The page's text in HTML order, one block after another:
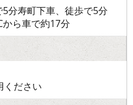
分寿町下車、徒歩で5分
ら車で約17分
ください